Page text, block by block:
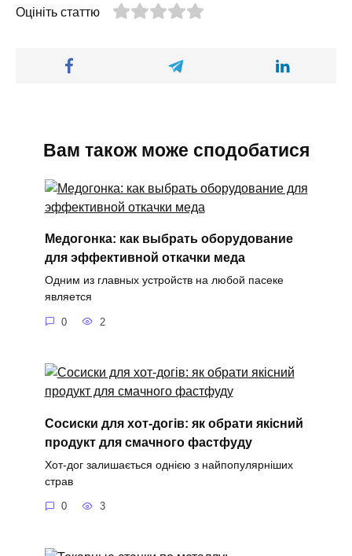
Оцініть статтю
Вам також може сподобатися
Медогонка: как выбрать оборудование
для эффективной откачки меда
Одним из главных устройств на любой пасеке
является
0 2
Сосиски для хот-догів: як обрати якісний
продукт для смачного фастфуду
Хот-дог залишається однією з найпопулярніших
страв
0 3